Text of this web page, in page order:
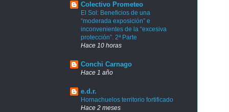
Colectivo Prometeo
El Sol: Beneficios de una
“moderada exposición” e
inconvenientes de la “excesiva
protección”. 2ª Parte
Hace 10 horas
Conchi Carnago
Hace 1 año
e.d.r.
Hornachuelos territorio fortificado
Hace 2 meses